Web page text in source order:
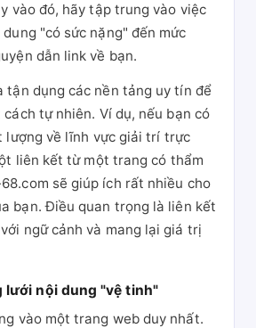
vào đó, hãy tập trung vào việc
"có sức nặng" đến mức
dẫn link về bạn.
tận dụng các nền tảng uy tín để
tự nhiên. Ví dụ, nếu bạn có
lượng về lĩnh vực giải trí trực
liên kết từ một trang có thẩm
sẽ giúp ích rất nhiều cho
bạn. Điều quan trọng là liên kết
ngữ cảnh và mang lại giá trị
lưới nội dung "vệ tinh"
vào một trang web duy nhất.